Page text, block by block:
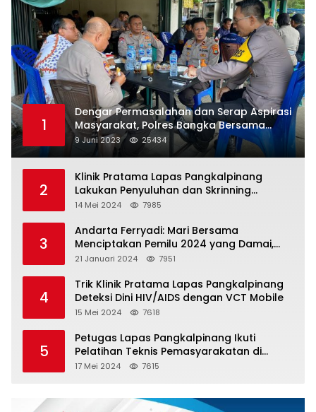
1
Dengar Permasalahan dan Serap Aspirasi
Masyarakat, Polres Bangka Bersama
Polsek Pemali Rutin Gelar Jumat Curhat
9 Juni 2023 25434
2
Klinik Pratama Lapas Pangkalpinang
Lakukan Penyuluhan dan Skrinning
Kesehatan Jiwa Bagi Warga Binaan
14 Mei 2024 7985
3
Andarta Ferryadi: Mari Bersama
Menciptakan Pemilu 2024 yang Damai,
Jujur dan Adil.
21 Januari 2024 7951
4
Trik Klinik Pratama Lapas Pangkalpinang
Deteksi Dini HIV/AIDS dengan VCT Mobile
15 Mei 2024 7618
5
Petugas Lapas Pangkalpinang Ikuti
Pelatihan Teknis Pemasyarakatan di
Batam
17 Mei 2024 7615